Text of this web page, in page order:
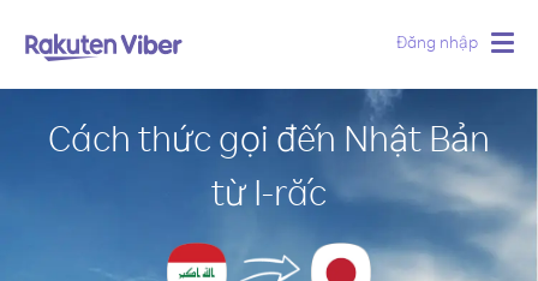
Đăng nhập
Cách thức gọi đến Nhật Bản
từ I-rắc